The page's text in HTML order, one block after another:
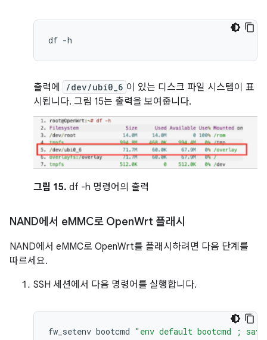
df
출력에 /dev/ubi0_6 이 있는 디스크 파일 시스템이 표
시됩니다. 그림 15는 출력을 보여줍니다.
그림 15. df -h 명령어의 출력
NAND에서 eMMC로 OpenWrt 플래시
NAND에서 eMMC로 OpenWrt를 플래시하려면 다음 단계를
따르세요.
SSH 세션에서 다음 명령어를 실행합니다.
fw_setenv bootcmd "env default bootcmd ;